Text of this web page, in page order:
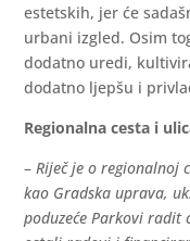
estetskih, jer će
urbani izgled. Osim
dodatno uredi,
dodatno ljepšu i
Regionalna cesta i
–Riječ je o regionalnoj
kao Gradska uprava,
poduzeće Parkovi radit